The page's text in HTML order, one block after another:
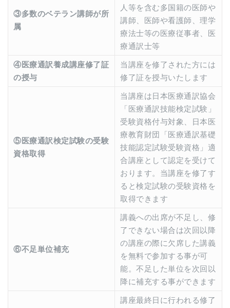
③多数のベテラン講師が所
属
人等を含む多国籍の医師や
講師、医師や看護師、理学
療法士等の医療従事者、医
療通訳士等
④医療通訳養成講座修了証
の授与
当講座を修了された方には
修了証を授与いたします
⑤医療通訳検定試験の受験
資格取得
当講座は日本医療通訳協会
「医療通訳技能検定試験」
受験資格付与対象、日本医
療教育財団「医療通訳基礎
技能認定試験受験資格」適
合講座として認定を受けて
おります。当講座を修了す
ると検定試験の受験資格を
取得できます
⑥不足単位補充
講義への出席が不足し、修
了できない場合は次回以降
の講座の際に欠席した講義
を無料で参加する事が可
能。不足した単位を次回以
降に補充する事ができます
講座最終日に行われる修了